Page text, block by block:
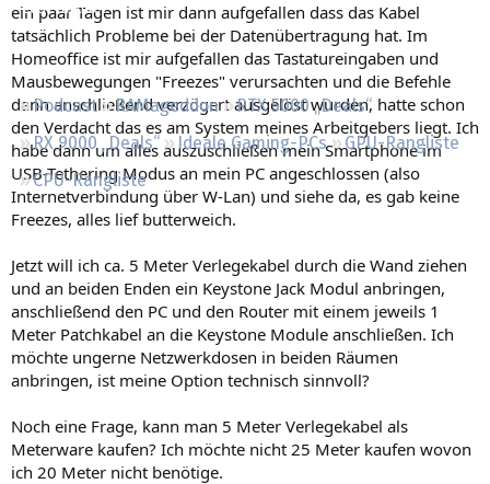
Leserartikel
Regeln
Podcast RAMageddon
RTX 5000 „Deals“
RX 9000 „Deals“
Ideale Gaming-PCs
GPU-Rangliste
CPU-Rangliste
ein paar Tagen ist mir dann aufgefallen dass das Kabel
tatsächlich Probleme bei der Datenübertragung hat. Im
Homeoffice ist mir aufgefallen das Tastatureingaben und
Mausbewegungen "Freezes" verursachten und die Befehle
dann anschließend verzögert ausgelöst wurden, hatte schon
den Verdacht das es am System meines Arbeitgebers liegt. Ich
habe dann um alles auszuschließen mein Smartphone im
USB-Tethering Modus an mein PC angeschlossen (also
Internetverbindung über W-Lan) und siehe da, es gab keine
Freezes, alles lief butterweich.
Jetzt will ich ca. 5 Meter Verlegekabel durch die Wand ziehen
und an beiden Enden ein Keystone Jack Modul anbringen,
anschließend den PC und den Router mit einem jeweils 1
Meter Patchkabel an die Keystone Module anschließen. Ich
möchte ungerne Netzwerkdosen in beiden Räumen
anbringen, ist meine Option technisch sinnvoll?
Noch eine Frage, kann man 5 Meter Verlegekabel als
Meterware kaufen? Ich möchte nicht 25 Meter kaufen wovon
ich 20 Meter nicht benötige.